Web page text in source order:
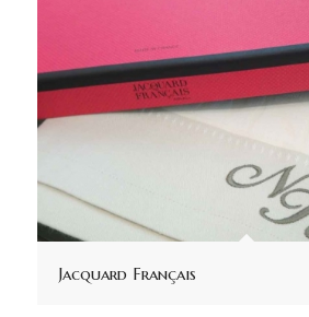
Jacquard Français